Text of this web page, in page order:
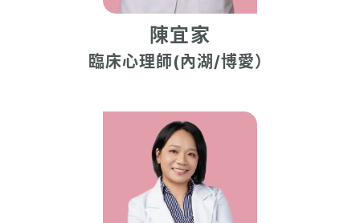
陳宜家
臨床心理師(內湖/博愛）